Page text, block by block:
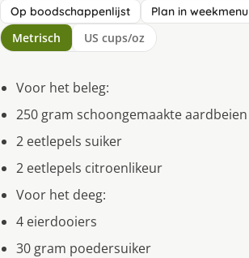
Op boodschappenlijst Plan in weekmenu
Metrisch US cups/oz
Voor het beleg:
250 gram schoongemaakte aardbeien
2 eetlepels suiker
2 eetlepels citroenlikeur
Voor het deeg:
4 eierdooiers
30 gram poedersuiker